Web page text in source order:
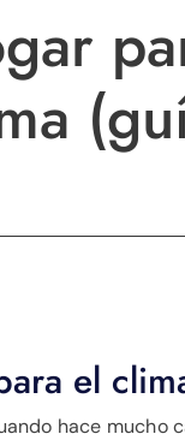
el
hace mucho